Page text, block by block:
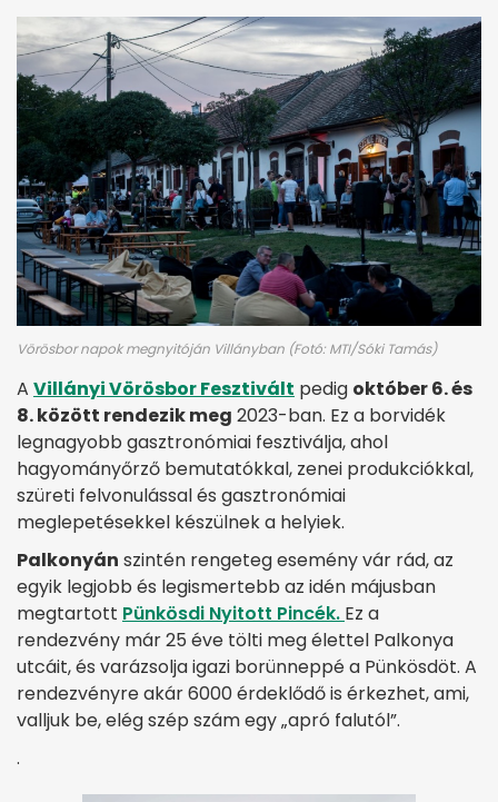
Vörösbor napok megnyitóján Villányban (Fotó: MTI/Sóki Tamás)
A Villányi Vörösbor Fesztivált pedig október 6. és
8. között rendezik meg 2023-ban. Ez a borvidék
legnagyobb gasztronómiai fesztiválja, ahol
hagyományőrző bemutatókkal, zenei produkciókkal,
szüreti felvonulással és gasztronómiai
meglepetésekkel készülnek a helyiek.
Palkonyán szintén rengeteg esemény vár rád, az
egyik legjobb és legismertebb az idén májusban
megtartott Pünkösdi Nyitott Pincék. Ez a
rendezvény már 25 éve tölti meg élettel Palkonya
utcáit, és varázsolja igazi borünneppé a Pünkösdöt. A
rendezvényre akár 6000 érdeklődő is érkezhet, ami,
valljuk be, elég szép szám egy „apró falutól”.
.